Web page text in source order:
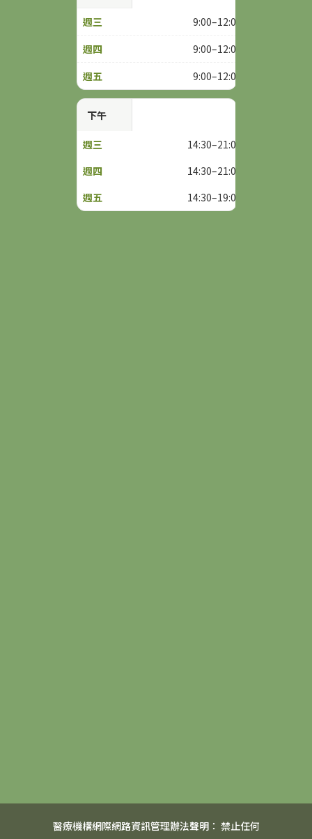
9:00–12:00
9:00–12:00
9:00–12:00
下午
14:30–21:00
14:30–21:00
14:30–19:00
醫療機構網際網路資訊管理辦法聲明： 禁止任何